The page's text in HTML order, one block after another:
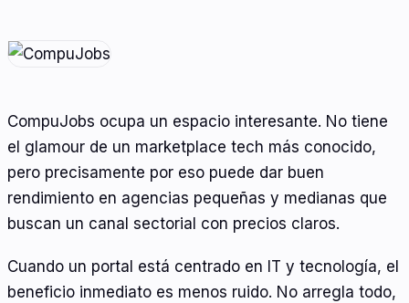
CompuJobs ocupa un espacio interesante. No tiene
el glamour de un marketplace tech más conocido,
pero precisamente por eso puede dar buen
rendimiento en agencias pequeñas y medianas que
buscan un canal sectorial con precios claros.
Cuando un portal está centrado en IT y tecnología, el
beneficio inmediato es menos ruido. No arregla todo,